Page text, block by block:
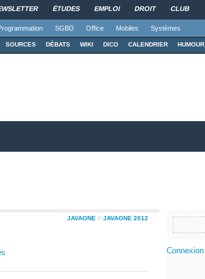
ÉTUDES EMPLOI DROIT CLUB
SGBD Office Mobiles Systèmes
SOURCES DÉBATS WIKI DICO CALENDRIER HUMOUR
JAVAONE // JAVAONE 2012
Connexion